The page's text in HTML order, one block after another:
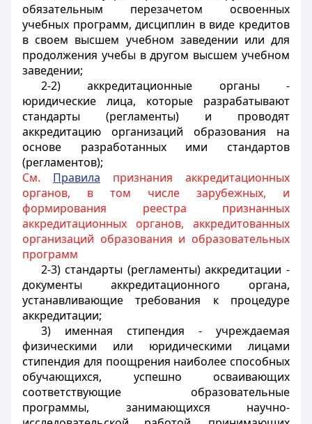
обязательным перезачетом освоенных
учебных программ, дисциплин в виде кредитов
в своем высшем учебном заведении или для
продолжения учебы в другом высшем учебном
заведении;
2-2) аккредитационные органы -
юридические лица, которые разрабатывают
стандарты (регламенты) и проводят
аккредитацию организаций образования на
основе разработанных ими стандартов
(регламентов);
См. Правила признания аккредитационных
органов, в том числе зарубежных, и
формирования реестра признанных
аккредитационных органов, аккредитованных
организаций образования и образовательных
программ
2-3) стандарты (регламенты) аккредитации -
документы аккредитационного органа,
устанавливающие требования к процедуре
аккредитации;
3) именная стипендия - учреждаемая
физическими или юридическими лицами
стипендия для поощрения наиболее способных
обучающихся, успешно осваивающих
соответствующие образовательные
программы, занимающихся научно-